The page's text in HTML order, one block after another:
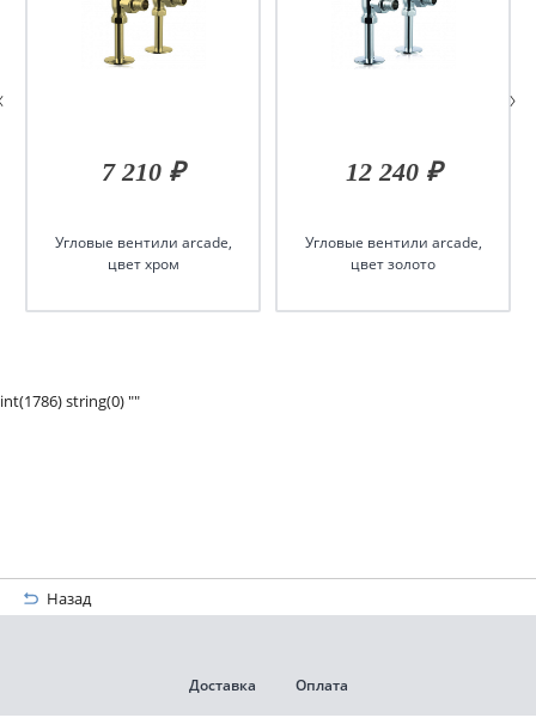
7 210 ₽
Угловые вентили arcade,
цвет хром
12 240 ₽
Угловые вентили arcade,
цвет золото
int(1786) string(0) ""
Назад
Доставка Оплата